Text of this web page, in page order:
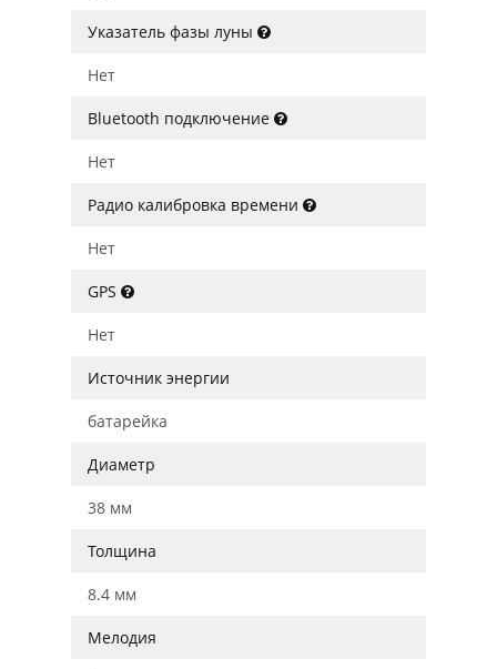
Указатель фазы луны
Нет
Bluetooth подключение
Нет
Радио калибровка времени
Нет
GPS
Нет
Источник энергии
батарейка
Диаметр
38 мм
Толщина
8.4 мм
Мелодия